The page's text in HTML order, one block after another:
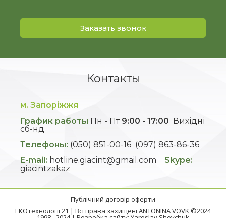
Заказать звонок
Контакты
м. Запоріжжя
График работы Пн - Пт 9:00 - 17:00 Вихідні
сб-нд
Телефоны: (050) 851-00-16 (097) 863-86-36
E-mail: hotline.giacint@gmail.com
Skype:
giacintzakaz
Публічний договір оферти
ЕКОтехнології 21 | Всі права захищені ANTONINA VOVK ©2024